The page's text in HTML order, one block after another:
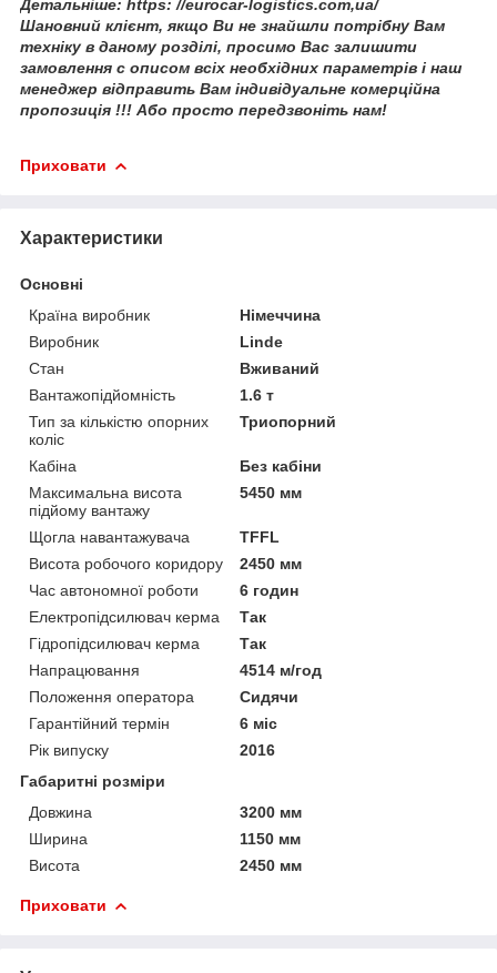
Детальніше: https: //eurocar-logistics.com,ua/
Шановний клієнт, якщо Ви не знайшли потрібну Вам
техніку в даному розділі, просимо Вас залишити
замовлення c описом всіх необхідних параметрів і наш
менеджер відправить Вам індивідуальне комерційна
пропозиція !!! Або просто передзвоніть нам!
Приховати
Характеристики
Основні
Країна виробник
Німеччина
Виробник
Linde
Стан
Вживаний
Вантажопідйомність
1.6 т
Тип за кількістю опорних
коліс
Триопорний
Кабіна
Без кабіни
Максимальна висота
підйому вантажу
5450 мм
Щогла навантажувача
TFFL
Висота робочого коридору
2450 мм
Час автономної роботи
6 годин
Електропідсилювач керма
Так
Гідропідсилювач керма
Так
Напрацювання
4514 м/год
Положення оператора
Сидячи
Гарантійний термін
6 міс
Рік випуску
2016
Габаритні розміри
Довжина
3200 мм
Ширина
1150 мм
Висота
2450 мм
Приховати